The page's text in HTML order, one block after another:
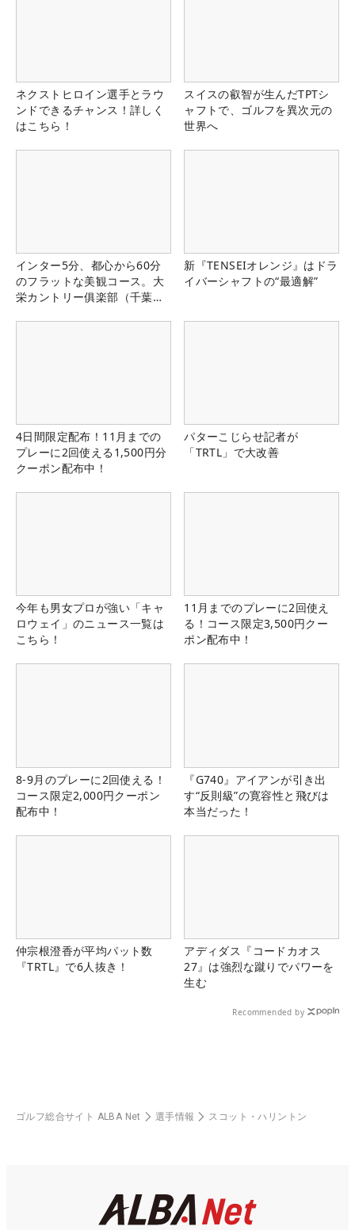
ネクストヒロイン選手とラウ
ンドできるチャンス！詳しく
はこちら！
スイスの叡智が生んだTPTシ
ャフトで、ゴルフを異次元の
世界へ
インター5分、都心から60分
のフラットな美観コース。大
栄カントリー俱楽部（千葉
新『TENSEIオレンジ』はドラ
イバーシャフトの“最適解”
4日間限定配布！11月までの
プレーに2回使える1,500円分
クーポン配布中！
パターこじらせ記者が
「TRTL」で大改善
今年も男女プロが強い「キャ
ロウェイ」のニュース一覧は
こちら！
11月までのプレーに2回使え
る！コース限定3,500円クー
ポン配布中！
8-9月のプレーに2回使える！
コース限定2,000円クーポン
配布中！
『G740』アイアンが引き出
す“反則級”の寛容性と飛びは
本当だった！
仲宗根澄香が平均パット数
『TRTL』で6人抜き！
アディダス『コードカオス
27』は強烈な蹴りでパワーを
生む
Recommended by
ゴルフ総合サイト ALBA Net 選手情報 スコット・ハリントン